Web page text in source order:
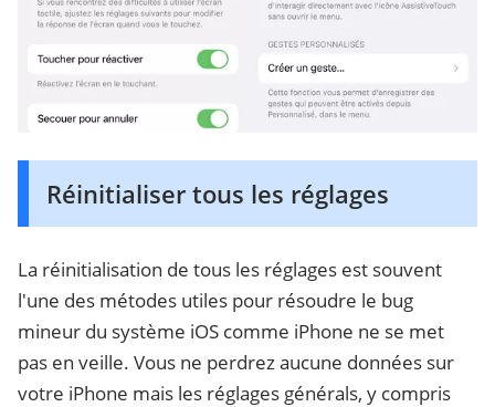
Réinitialiser tous les réglages
La réinitialisation de tous les réglages est souvent
l'une des métodes utiles pour résoudre le bug
mineur du système iOS comme iPhone ne se met
pas en veille. Vous ne perdrez aucune données sur
votre iPhone mais les réglages générals, y compris